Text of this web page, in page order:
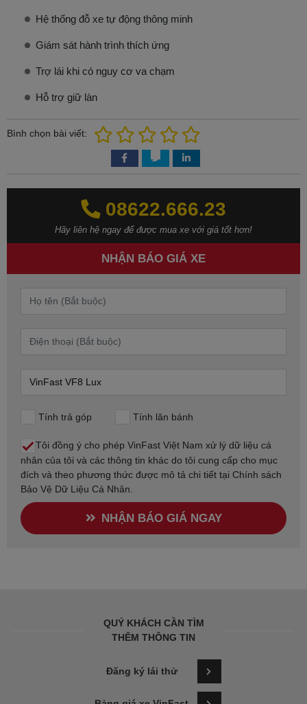
08622.666.23‬‬
Hãy liên hệ ngay để được mua xe với giá tốt hơn!
NHẬN BÁO GIÁ XE
Tính trả góp Tính lăn bánh
Tôi đồng ý cho phép VinFast Việt Nam xử lý dữ liệu cá
nhân của tôi và các thông tin khác do tôi cung cấp cho mục
đích và theo phương thức được mô tả chi tiết tại Chính sách
Bảo Vệ Dữ Liệu Cá Nhân.
NHẬN BÁO GIÁ NGAY
Hệ thống đỗ xe tự động thông minh
Giám sát hành trình thích ứng
Trợ lái khi có nguy cơ va chạm
Hỗ trợ giữ làn
Bình chọn bài viết:
QUÝ KHÁCH CẦN TÌM
THÊM THÔNG TIN
Đăng ký lái thử